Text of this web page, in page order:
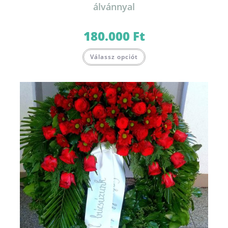
álvánnyal
180.000 Ft
Válassz opciót